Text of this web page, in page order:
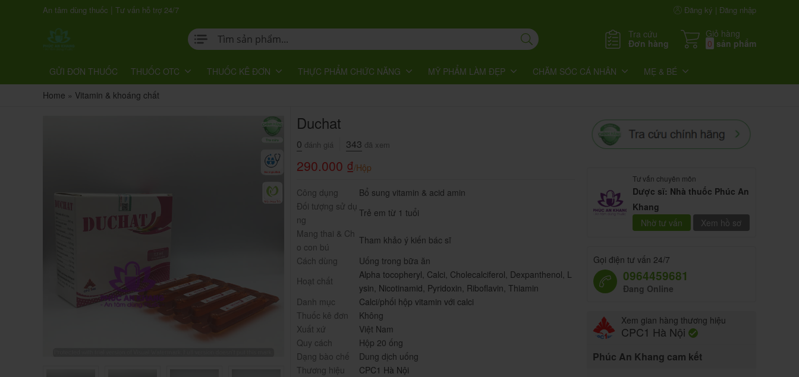
An tâm dùng thuốc | Tư vấn hỗ trợ 24/7 Đăng ký | Đăng nhập
Tra cứu
Đơn hàng
Giỏ hàng
0 sản phẩm
GỬI ĐƠN THUỐC THUỐC OTC THUỐC KÊ ĐƠN THỰC PHẨM CHỨC NĂNG MỸ PHẨM LÀM ĐẸP CHĂM SÓC CÁ NHÂN
MẸ & BÉ
Home » Vitamin & khoáng chất
Duchat
0 đánh giá 343 đã xem
290.000 ₫/Hộp
Công dụng
Bổ sung vitamin & acid amin
Đối tượng sử dụ
ng
Trẻ em từ 1 tuổi
Mang thai & Ch
o con bú
Tham khảo ý kiến bác sĩ
Cách dùng
Uống trong bữa ăn
Hoạt chất
Alpha tocopheryl, Calci, Cholecalciferol, Dexpanthenol, L
ysin, Nicotinamid, Pyridoxin, Riboflavin, Thiamin
Danh mục
Calci/phối hộp vitamin với calci
Thuốc kê đơn
Không
Xuất xứ
Việt Nam
Quy cách
Hộp 20 ống
Dạng bào chế
Dung dịch uống
Thương hiệu
CPC1 Hà Nội
Tư vấn chuyên môn
Dược sĩ: Nhà thuốc Phúc An
Khang
Nhờ tư vấn
Xem hồ sơ
Gọi điện tư vấn 24/7
0964459681
Đang Online
Xem gian hàng thương hiệu
CPC1 Hà Nội
Phúc An Khang cam kết